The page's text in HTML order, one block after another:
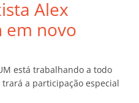
Alex
em novo
está trabalhando a todo
a participação especial